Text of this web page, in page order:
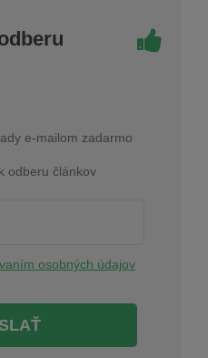
e-mailom zadarmo
osobných údajov